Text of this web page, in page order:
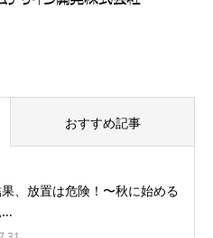
おすすめ記事
、放置は危険！〜秋に始める